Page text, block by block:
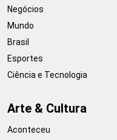
Negócios
Mundo
Brasil
Esportes
Ciência e Tecnologia
Arte & Cultura
Aconteceu